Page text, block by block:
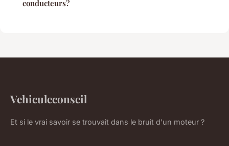
conducteurs?
Vehiculeconseil
Et si le vrai savoir se trouvait dans le bruit d'un moteur ?